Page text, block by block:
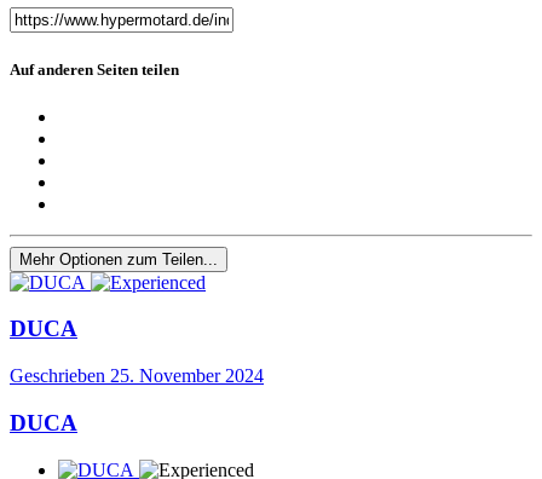
Auf anderen Seiten teilen
Mehr Optionen zum Teilen...
DUCA
Geschrieben 25. November 2024
DUCA